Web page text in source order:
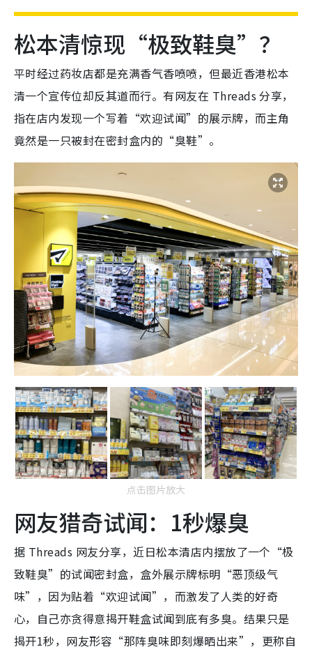
松本清惊现“极致鞋臭”？
平时经过药妆店都是充满香气香喷喷，但最近香港松本
清一个宣传位却反其道而行。有网友在 Threads 分享，
指在店内发现一个写着“欢迎试闻”的展示牌，而主角
竟然是一只被封在密封盒内的“臭鞋”。
点击图片放大
网友猎奇试闻：1秒爆臭
据 Threads 网友分享，近日松本清店内摆放了一个“极
致鞋臭”的试闻密封盒，盒外展示牌标明“恶顶级气
味”，因为贴着“欢迎试闻”，而激发了人类的好奇
心，自己亦贪得意揭开鞋盒试闻到底有多臭。结果只是
揭开1秒，网友形容“那阵臭味即刻爆晒出来”，更称自